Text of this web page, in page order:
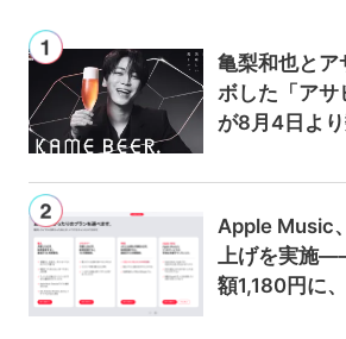
亀梨和也とア
ボした「アサ
が8月4日よ
Apple Music
上げを実施
額1,180円に